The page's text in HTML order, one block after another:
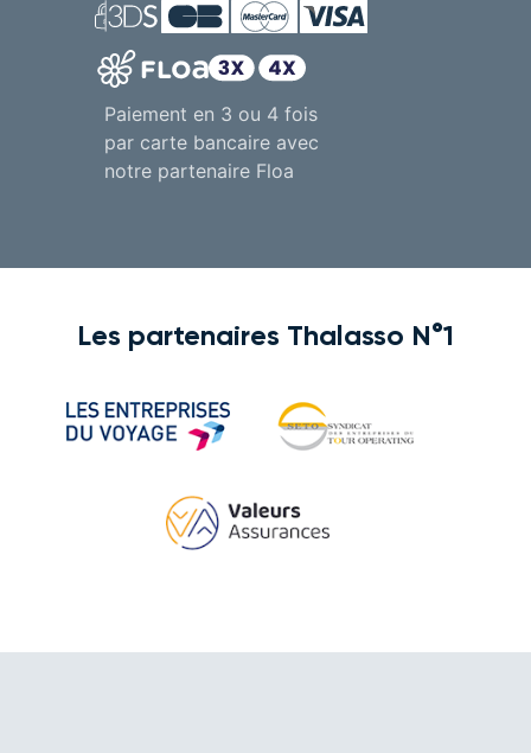
Paiement en 3 ou 4 fois
par carte bancaire avec
notre partenaire Floa
Les partenaires Thalasso N°1